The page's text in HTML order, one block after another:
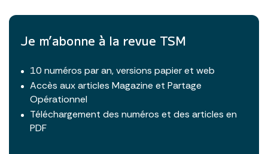
Je m’abonne à la revue TSM
10 numéros par an, versions papier et web
Accès aux articles Magazine et Partage
Opérationnel
Téléchargement des numéros et des articles en
PDF